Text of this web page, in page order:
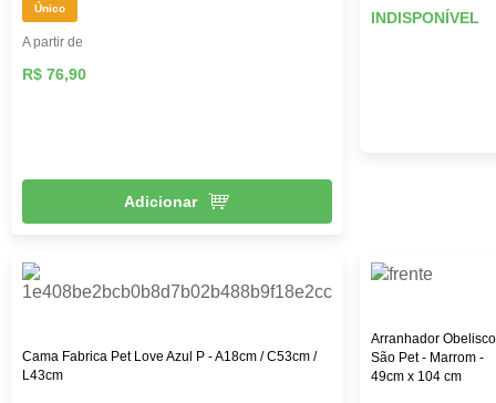
Único
A partir de
R$ 76,90
Adicionar
INDISPONÍVEL
Cama Fabrica Pet Love Azul P - A18cm / C53cm /
L43cm
Arranhador Obelisco
São Pet - Marrom -
49cm x 104 cm